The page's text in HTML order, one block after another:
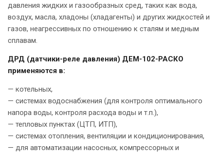
давления жидких и газообразных сред, таких как вода,
воздух, масла, хладоны (хладагенты) и других жидкостей и
газов, неагрессивных по отношению к сталям и медным
сплавам.
ДРД (датчики-реле давления) ДЕМ-102-РАСКО
применяются в:
— котельных,
— системах водоснабжения (для контроля оптимального
напора воды, контроля расхода воды и т.п.),
— тепловых пунктах (ЦТП, ИТП),
— системах отопления, вентиляции и кондиционирования,
— для автоматизации насосных, компрессорных и